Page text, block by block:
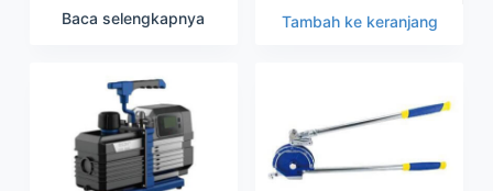
Baca selengkapnya
Tambah ke keranjang